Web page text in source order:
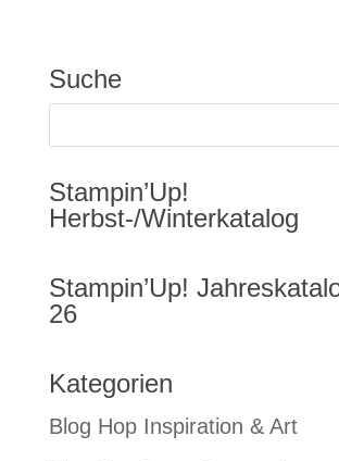
Suche
Stampin’Up!
Herbst-/Winterkatalog
Stampin’Up!
26
Kategorien
Blog Hop Inspiration & Art